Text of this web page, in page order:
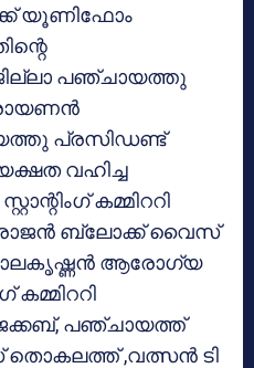
യൂണിഫോം
പഞ്ചായത്തു
പ്രസിഡണ്ട്
വഹിച്ച
കമ്മിററി
രാജൻ ബ്ലോക്ക് വൈസ്
ആരോഗ്യ
കമ്മിററി
പഞ്ചായത്ത്
തൊകലത്ത് ,വത്സൻ ടി